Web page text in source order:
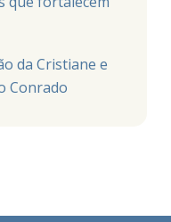
da Cristiane e
Conrado